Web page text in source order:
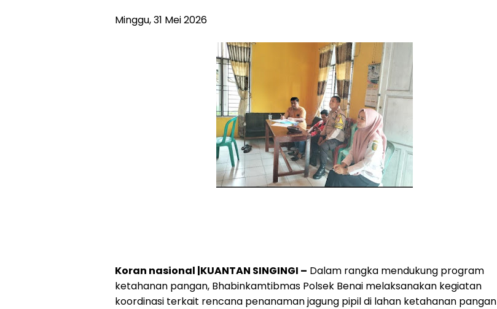
Minggu, 31 Mei 2026
Koran nasional |KUANTAN SINGINGI – Dalam rangka mendukung program
ketahanan pangan, Bhabinkamtibmas Polsek Benai melaksanakan kegiatan
koordinasi terkait rencana penanaman jagung pipil di lahan ketahanan pangan